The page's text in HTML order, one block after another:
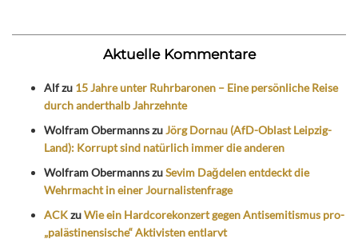
Aktuelle Kommentare
Alfzu 15 Jahre unter Ruhrbaronen – Eine persönliche Reise
durch anderthalb Jahrzehnte
Wolfram ObermannszuJörg Dornau (AfD-Oblast Leipzig-
Land): Korrupt sind natürlich immer die anderen
Wolfram ObermannszuSevim Dağdelen entdeckt die
Wehrmacht in einer Journalistenfrage
ACKzuWie ein Hardcorekonzert gegen Antisemitismus pro-
„palästinensische“ Aktivisten entlarvt